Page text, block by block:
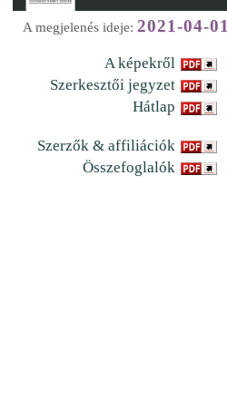
A megjelenés ideje: 2021-04-01
A képekről
Szerkesztői jegyzet
Hátlap
Szerzők & affiliációk
Összefoglalók